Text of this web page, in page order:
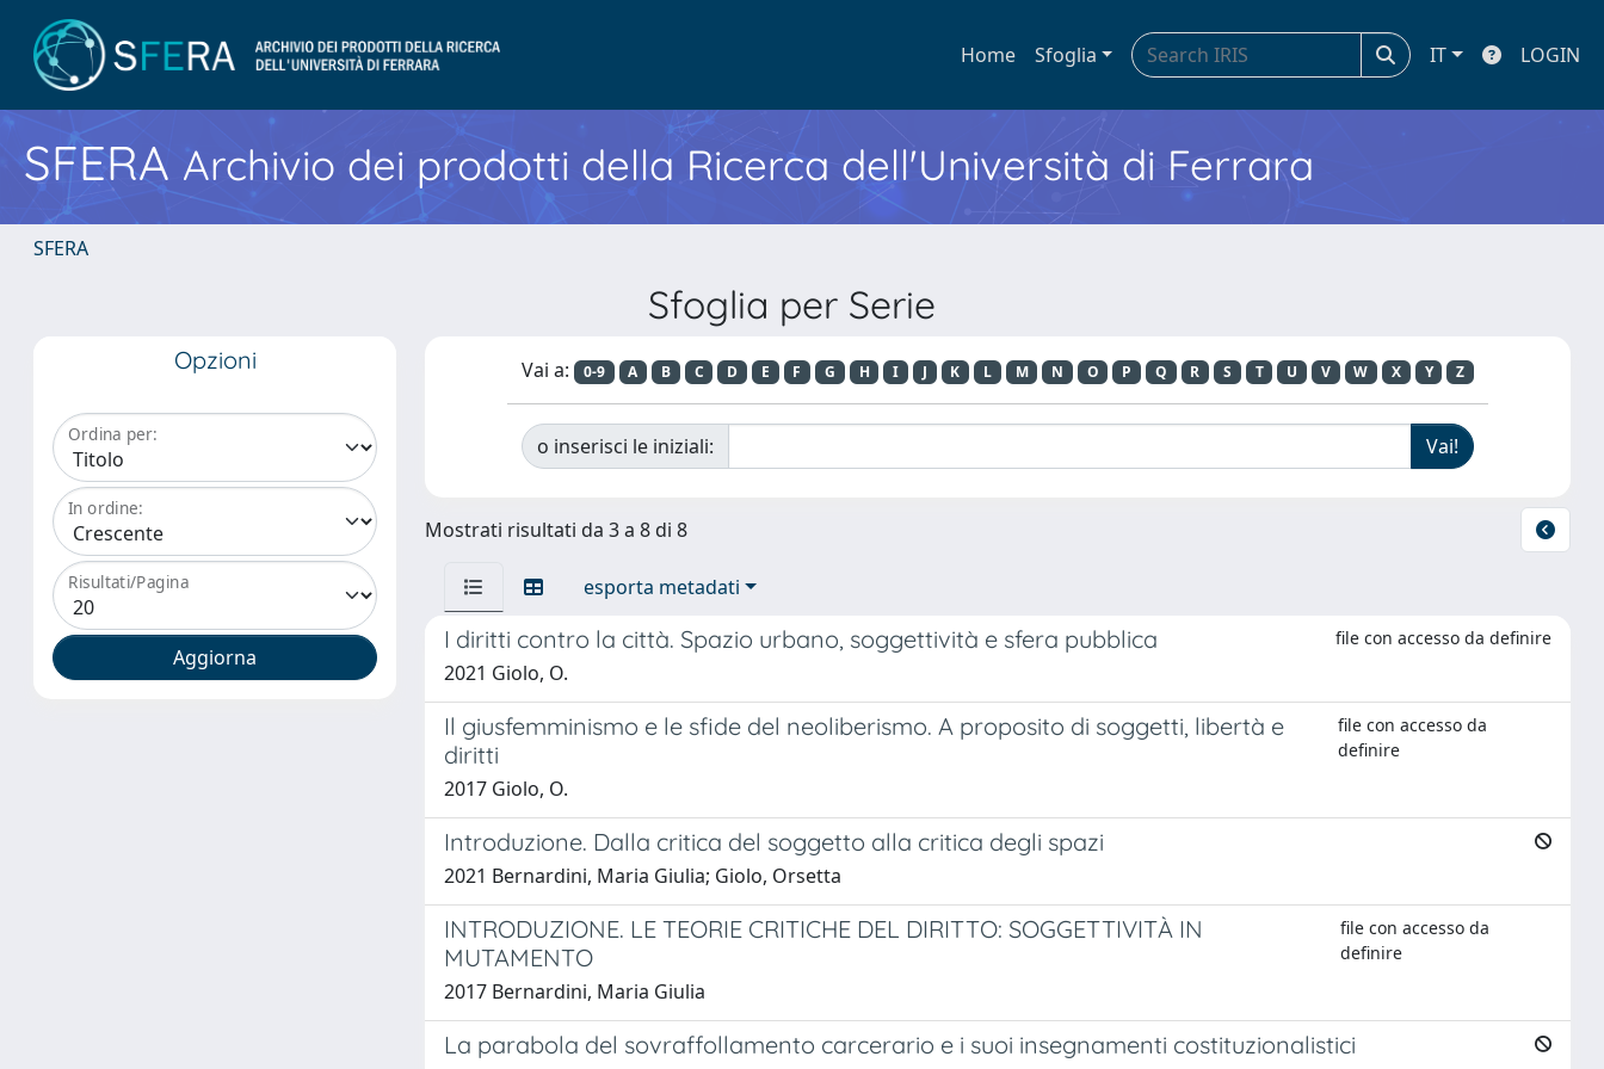
Home Sfoglia IT LOGIN
SFERA Archivio dei prodotti della Ricerca dell'Università di Ferrara
SFERA
Sfoglia per Serie
Opzioni
Ordina per:
In ordine:
Risultati/Pagina
Vai a: 0-9 A B C D E F G H I J K L M N O P Q R S T U V W X Y Z
o inserisci le iniziali:
Mostrati risultati da 3 a 8 di 8
esporta metadati
I diritti contro la città. Spazio urbano, soggettività e sfera pubblica file con accesso da definire
2021 Giolo, O.
Il giusfemminismo e le sfide del neoliberismo. A proposito di soggetti, libertà e
diritti
file con accesso da
definire
2017 Giolo, O.
Introduzione. Dalla critica del soggetto alla critica degli spazi
2021 Bernardini, Maria Giulia; Giolo, Orsetta
INTRODUZIONE. LE TEORIE CRITICHE DEL DIRITTO: SOGGETTIVITÀ IN
MUTAMENTO
file con accesso da
definire
2017 Bernardini, Maria Giulia
La parabola del sovraffollamento carcerario e i suoi insegnamenti costituzionalistici